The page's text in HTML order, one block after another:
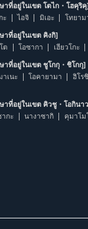
าที่อยู่ในเขต โตไก・โฮคุริคุ]
ะ ไอจิ มิเอะ โทยาม
าที่อยู่ในเขต คิงกิ]
ต โอซากา เฮียวโกะ
าที่อยู่ในเขต ชูโกกุ・ชิโกกุ]
าเนะ โอคายามา ฮิโร
าที่อยู่ในเขต คิวชู・โอกินา
ากะ นางาซากิ คุมาโม